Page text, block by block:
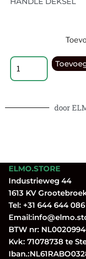
door
ELMO.STORE
Industrieweg 44
1613 KV
Tel: +31 644 644 086
Email:
BTW nr:
Kvk: 71078738 te